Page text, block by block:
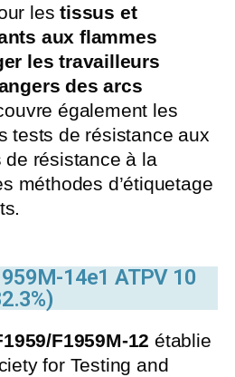
lestissus et
aux flammes
les travailleurs
des arcs
également les
tests de résistance aux
résistance à la
méthodes d’étiquetage
14e1 ATPV 10
F1959M-12 établie
for Testing and